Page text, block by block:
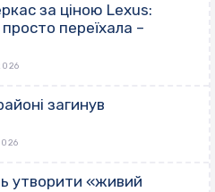
за ціною Lexus:
переїхала –
загинув
утворити «живий